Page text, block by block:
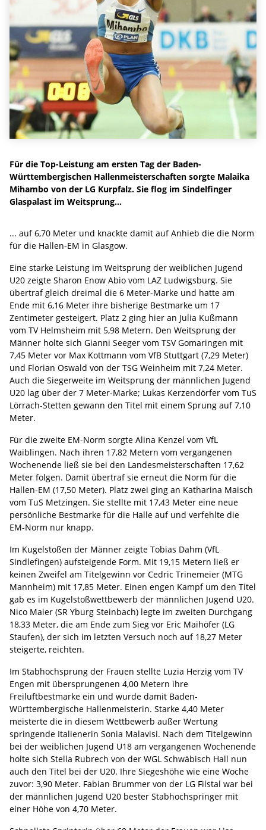
Für die Top-Leistung am ersten Tag der Baden-
Württembergischen Hallenmeisterschaften sorgte Malaika
Mihambo von der LG Kurpfalz. Sie flog im Sindelfinger
Glaspalast im Weitsprung...
... auf 6,70 Meter und knackte damit auf Anhieb die die Norm
für die Hallen-EM in Glasgow.
Eine starke Leistung im Weitsprung der weiblichen Jugend
U20 zeigte Sharon Enow Abio vom LAZ Ludwigsburg. Sie
übertraf gleich dreimal die 6 Meter-Marke und hatte am
Ende mit 6,16 Meter ihre bisherige Bestmarke um 17
Zentimeter gesteigert. Platz 2 ging hier an Julia Kußmann
vom TV Helmsheim mit 5,98 Metern. Den Weitsprung der
Männer holte sich Gianni Seeger vom TSV Gomaringen mit
7,45 Meter vor Max Kottmann vom VfB Stuttgart (7,29 Meter)
und Florian Oswald von der TSG Weinheim mit 7,24 Meter.
Auch die Siegerweite im Weitsprung der männlichen Jugend
U20 lag über der 7 Meter-Marke; Lukas Kerzendörfer vom TuS
Lörrach-Stetten gewann den Titel mit einem Sprung auf 7,10
Meter.
Für die zweite EM-Norm sorgte Alina Kenzel vom VfL
Waiblingen. Nach ihren 17,82 Metern vom vergangenen
Wochenende ließ sie bei den Landesmeisterschaften 17,62
Meter folgen. Damit übertraf sie erneut die Norm für die
Hallen-EM (17,50 Meter). Platz zwei ging an Katharina Maisch
vom TuS Metzingen. Sie stellte mit 17,43 Meter eine neue
persönliche Bestmarke für die Halle auf und verfehlte die
EM-Norm nur knapp.
Im Kugelstoßen der Männer zeigte Tobias Dahm (VfL
Sindlefingen) aufsteigende Form. Mit 19,15 Metern ließ er
keinen Zweifel am Titelgewinn vor Cedric Trinemeier (MTG
Mannheim) mit 17,85 Meter. Einen engen Kampf um den Titel
gab es im Kugelstoßwettbewerb der männlichen Jugend U20.
Nico Maier (SR Yburg Steinbach) legte im zweiten Durchgang
18,33 Meter, die am Ende zum Sieg vor Eric Maihöfer (LG
Staufen), der sich im letzten Versuch noch auf 18,27 Meter
steigerte, reichten.
Im Stabhochsprung der Frauen stellte Luzia Herzig vom TV
Engen mit übersprungenen 4,00 Metern ihre
Freiluftbestmarke ein und wurde damit Baden-
Württembergische Hallenmeisterin. Starke 4,40 Meter
meisterte die in diesem Wettbewerb außer Wertung
springende Italienerin Sonia Malavisi. Nach dem Titelgewinn
bei der weiblichen Jugend U18 am vergangenen Wochenende
holte sich Stella Rubrech von der WGL Schwäbisch Hall nun
auch den Titel bei der U20. Ihre Siegeshöhe wie eine Woche
zuvor: 3,90 Meter. Fabian Brummer von der LG Filstal war bei
der männlichen Jugend U20 bester Stabhochspringer mit
einer Höhe von 4,70 Meter.